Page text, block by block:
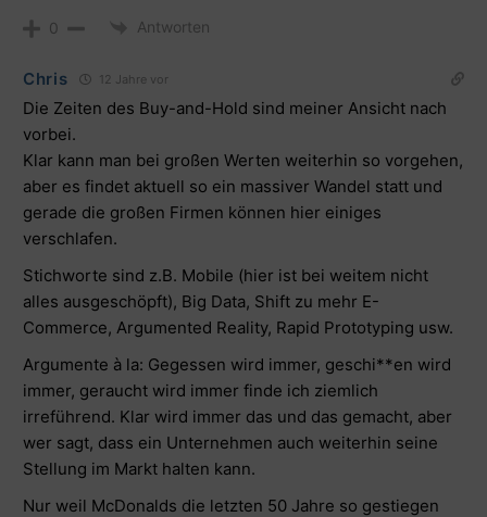
0 Antworten
Chris 12 Jahre vor
Die Zeiten des Buy-and-Hold sind meiner Ansicht nach
vorbei.
Klar kann man bei großen Werten weiterhin so vorgehen,
aber es findet aktuell so ein massiver Wandel statt und
gerade die großen Firmen können hier einiges
verschlafen.
Stichworte sind z.B. Mobile (hier ist bei weitem nicht
alles ausgeschöpft), Big Data, Shift zu mehr E-
Commerce, Argumented Reality, Rapid Prototyping usw.
Argumente à la: Gegessen wird immer, geschi**en wird
immer, geraucht wird immer finde ich ziemlich
irreführend. Klar wird immer das und das gemacht, aber
wer sagt, dass ein Unternehmen auch weiterhin seine
Stellung im Markt halten kann.
Nur weil McDonalds die letzten 50 Jahre so gestiegen